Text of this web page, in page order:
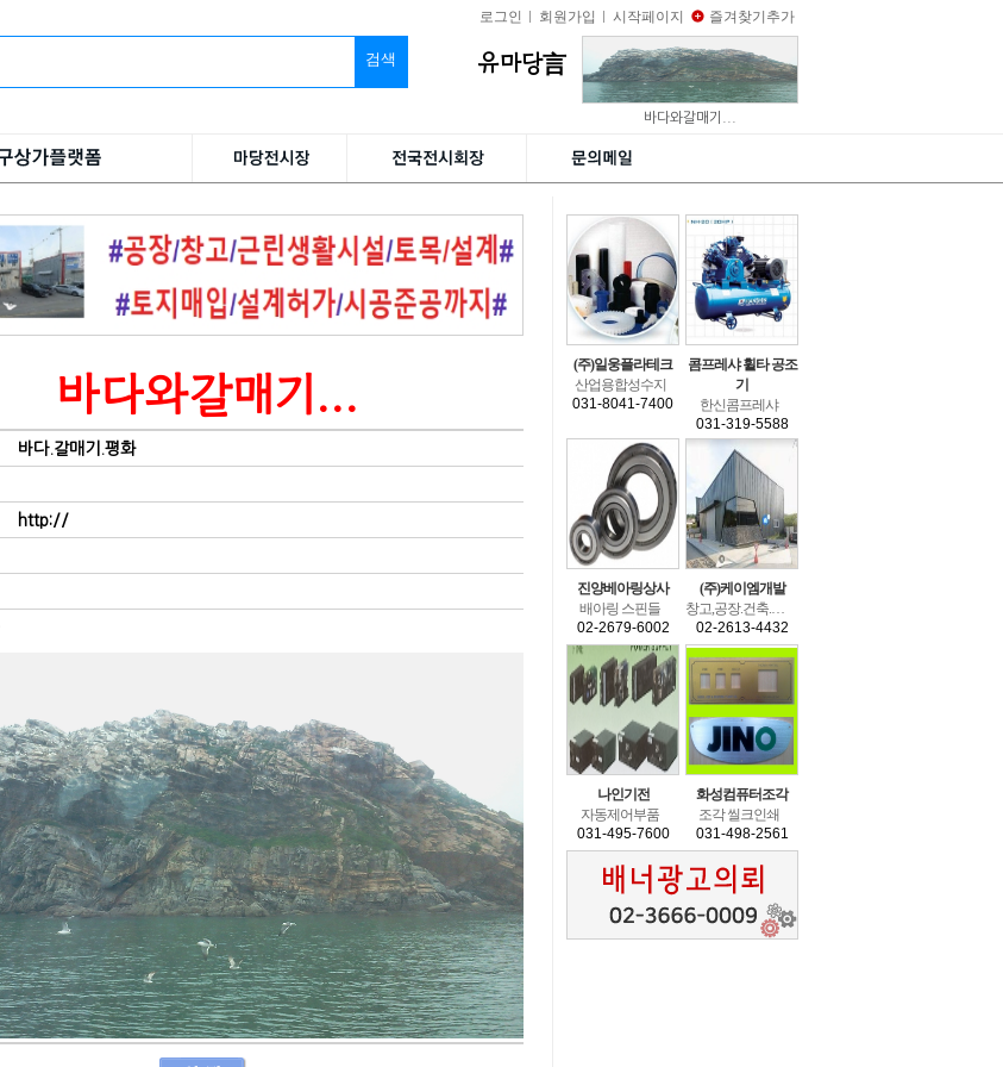
로그인 회원가입 시작페이지 즐겨찾기추가
검색 유마당言
바다와갈매기...
바다와갈매기...
바다.갈매기.평화
http://
(주)일웅플라테크
산업용합성수지
031-8041-7400
콤프레샤휠타공조
기
한신콤프레샤
031-319-5588
진양베아링상사
배아링스핀들
02-2679-6002
(주)케이엠개발
창고,공장.건축.분양.빌라건축.상가.전원주택.
02-2613-4432
나인기전
자동제어부품
031-495-7600
화성컴퓨터조각
조각씰크인쇄
031-498-2561